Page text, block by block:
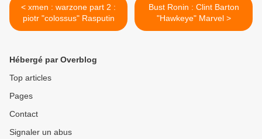
< xmen : warzone part 2 :
piotr "colossus" Rasputin
Bust Ronin : Clint Barton
"Hawkeye" Marvel >
Hébergé par Overblog
Top articles
Pages
Contact
Signaler un abus